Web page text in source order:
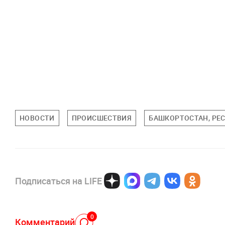
НОВОСТИ ПРОИСШЕСТВИЯ БАШКОРТОСТАН,
Подписаться на LIFE
Комментарий 0